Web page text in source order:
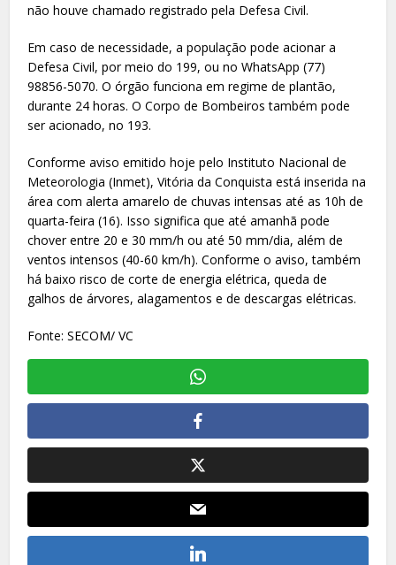
não houve chamado registrado pela Defesa Civil.
Em caso de necessidade, a população pode acionar a
Defesa Civil, por meio do 199, ou no WhatsApp (77)
98856-5070. O órgão funciona em regime de plantão,
durante 24 horas. O Corpo de Bombeiros também pode
ser acionado, no 193.
Conforme aviso emitido hoje pelo Instituto Nacional de
Meteorologia (Inmet), Vitória da Conquista está inserida na
área com alerta amarelo de chuvas intensas até as 10h de
quarta-feira (16). Isso significa que até amanhã pode
chover entre 20 e 30 mm/h ou até 50 mm/dia, além de
ventos intensos (40-60 km/h). Conforme o aviso, também
há baixo risco de corte de energia elétrica, queda de
galhos de árvores, alagamentos e de descargas elétricas.
Fonte: SECOM/ VC